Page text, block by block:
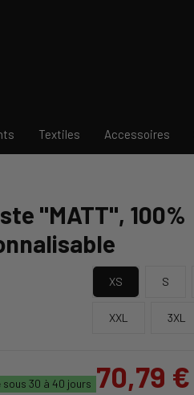
Textiles Accessoires
"MATT", 100%
XS S
XXL 3XL
sous 30 à 40 jours 70,79 €